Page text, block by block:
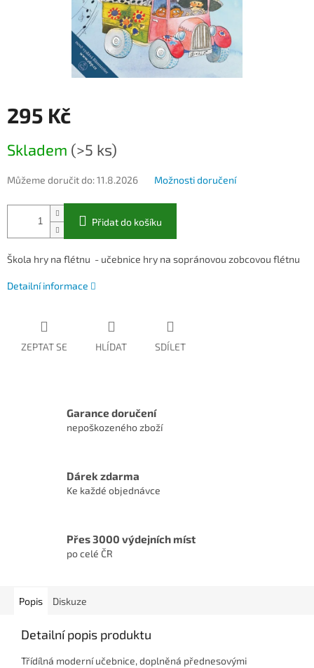
295 Kč
cena:
Skladem (>5 ks)
Můžeme doručit do:11.8.2026 Možnosti doručení
Přidat do košíku
Škola hry na flétnu - učebnice hry na sopránovou zobcovou flétnu
Detailní informace
ZEPTAT SE HLÍDAT SDÍLET
Garance doručení
nepoškozeného zboží
Dárek zdarma
Ke každé objednávce
Přes 3000 výdejních míst
po celé ČR
Popis Diskuze
Detailní popis produktu
Třídílná moderní učebnice, doplněná přednesovými